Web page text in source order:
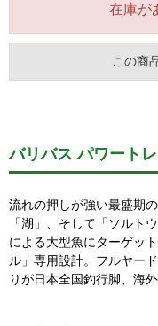
在庫が
この商
バリバス パワート
流れの押しが強い最盛期
「湖」、そして「ソルト
による大型魚にターゲッ
ル」専用設計。フルヤー
りが日本全国釣行脚、海